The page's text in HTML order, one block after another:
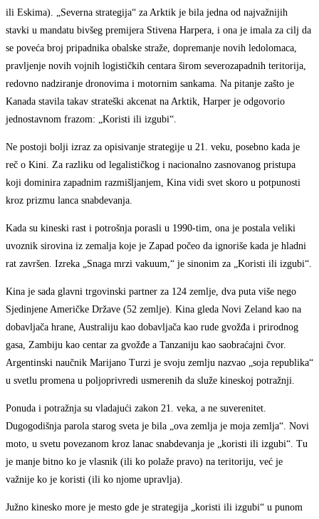
ili Eskima). „Severna strategija“ za Arktik je bila jedna od najvažnijih
stavki u mandatu bivšeg premijera Stivena Harpera, i ona je imala za cilj da
se poveća broj pripadnika obalske straže, dopremanje novih ledolomaca,
pravljenje novih vojnih logističkih centara širom severozapadnih teritorija,
redovno nadziranje dronovima i motornim sankama. Na pitanje zašto je
Kanada stavila takav strateški akcenat na Arktik, Harper je odgovorio
jednostavnom frazom: „Koristi ili izgubi“.
Ne postoji bolji izraz za opisivanje strategije u 21. veku, posebno kada je
reč o Kini. Za razliku od legalističkog i nacionalno zasnovanog pristupa
koji dominira zapadnim razmišljanjem, Kina vidi svet skoro u potpunosti
kroz prizmu lanca snabdevanja.
Kada su kineski rast i potrošnja porasli u 1990-tim, ona je postala veliki
uvoznik sirovina iz zemalja koje je Zapad počeo da ignoriše kada je hladni
rat završen. Izreka „Snaga mrzi vakuum,“ je sinonim za „Koristi ili izgubi“.
Kina je sada glavni trgovinski partner za 124 zemlje, dva puta više nego
Sjedinjene Američke Države (52 zemlje). Kina gleda Novi Zeland kao na
dobavljača hrane, Australiju kao dobavljača kao rude gvožđa i prirodnog
gasa, Zambiju kao centar za gvožđe a Tanzaniju kao saobraćajni čvor.
Argentinski naučnik Marijano Turzi je svoju zemlju nazvao „soja republika“
u svetlu promena u poljoprivredi usmerenih da služe kineskoj potražnji.
Ponuda i potražnja su vladajući zakon 21. veka, a ne suverenitet.
Dugogodišnja parola starog sveta je bila „ova zemlja je moja zemlja“. Novi
moto, u svetu povezanom kroz lanac snabdevanja je „koristi ili izgubi“. Tu
je manje bitno ko je vlasnik (ili ko polaže pravo) na teritoriju, već je
važnije ko je koristi (ili ko njome upravlja).
Južno kinesko more je mesto gde je strategija „koristi ili izgubi“ u punom